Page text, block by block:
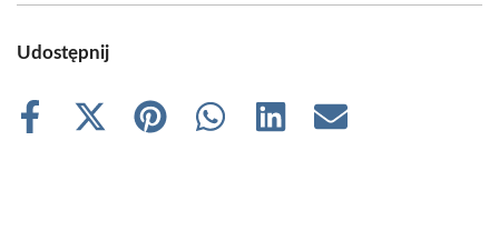
Udostępnij
Share
Share
Share
Share
Share
Share